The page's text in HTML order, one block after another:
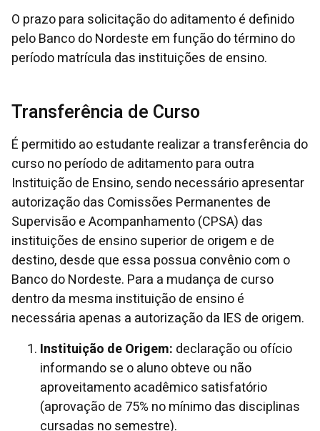
O prazo para solicitação do aditamento é definido
pelo Banco do Nordeste em função do término do
período matrícula das instituições de ensino.
Transferência de Curso
É permitido ao estudante realizar a transferência do
curso no período de aditamento para outra
Instituição de Ensino, sendo necessário apresentar
autorização das Comissões Permanentes de
Supervisão e Acompanhamento (CPSA) das
instituições de ensino superior de origem e de
destino, desde que essa possua convênio com o
Banco do Nordeste. Para a mudança de curso
dentro da mesma instituição de ensino é
necessária apenas a autorização da IES de origem.
Instituição de Origem: declaração ou ofício
informando se o aluno obteve ou não
aproveitamento acadêmico satisfatório
(aprovação de 75% no mínimo das disciplinas
cursadas no semestre).